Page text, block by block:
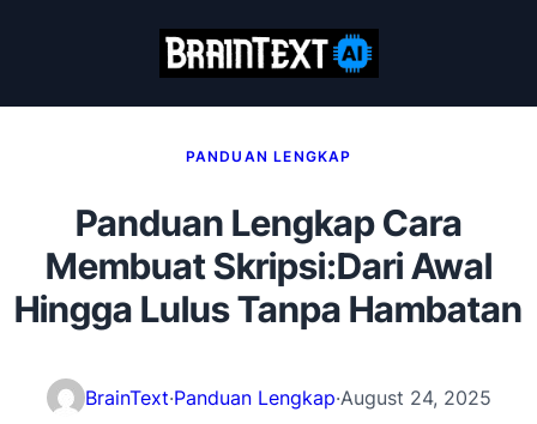
PANDUAN LENGKAP
Panduan Lengkap Cara
Membuat Skripsi:Dari Awal
Hingga Lulus Tanpa Hambatan
BrainText·Panduan Lengkap·August 24, 2025